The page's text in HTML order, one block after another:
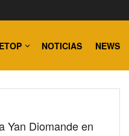
NOTICIAS NEWS
Yan Diomande en